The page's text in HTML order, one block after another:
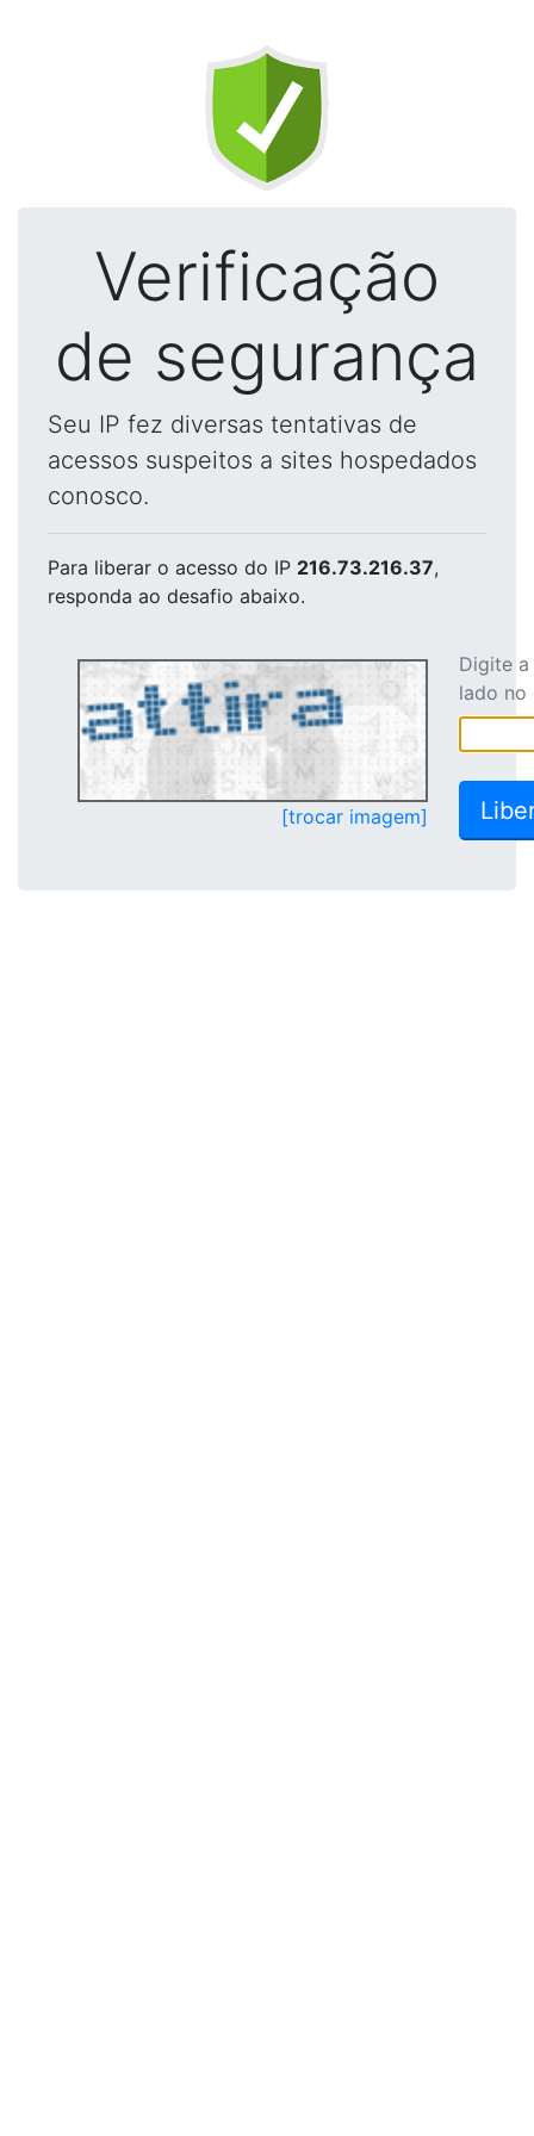
Verificação
de segurança
Seu IP fez diversas tentativas de
acessos suspeitos a sites hospedados
conosco.
Para liberar o acesso do IP 216.73.216.37,
responda ao desafio abaixo.
[trocar imagem]
Digite
lado no